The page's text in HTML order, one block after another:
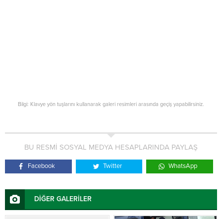
Bilgi: Klavye yön tuşlarını kullanarak galeri resimleri arasında geçiş yapabilirsiniz.
BU RESMİ SOSYAL MEDYA HESAPLARINDA PAYLAŞ
Facebook Twitter WhatsApp
DİĞER GALERİLER